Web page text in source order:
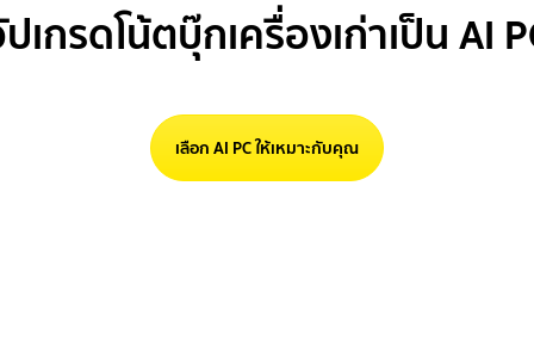
เกรดโน้ตบุ๊กเครื่องเก่าเป็น AI
เลือก AI PC ให้เหมาะกับคุณ